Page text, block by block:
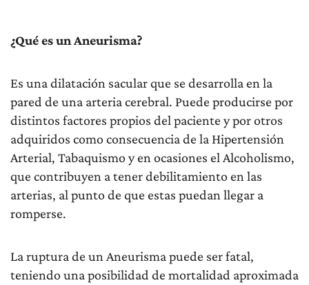
¿Qué es un Aneurisma?
Es una dilatación sacular que se desarrolla en la
pared de una arteria cerebral. Puede producirse por
distintos factores propios del paciente y por otros
adquiridos como consecuencia de la Hipertensión
Arterial, Tabaquismo y en ocasiones el Alcoholismo,
que contribuyen a tener debilitamiento en las
arterias, al punto de que estas puedan llegar a
romperse.
La ruptura de un Aneurisma puede ser fatal,
teniendo una posibilidad de mortalidad aproximada